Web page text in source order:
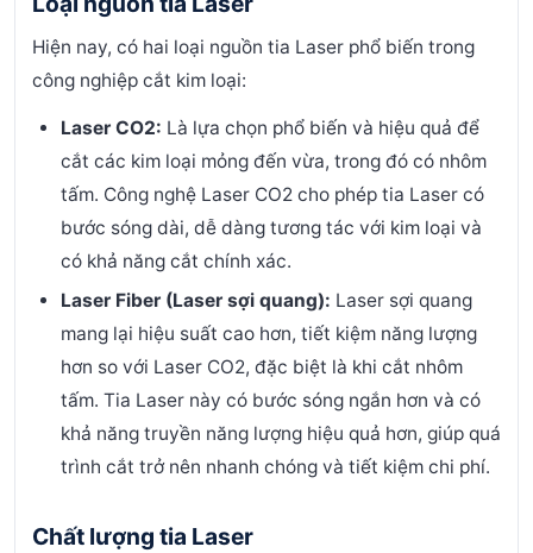
Hiện nay, có hai loại nguồn tia Laser phổ biến trong
công nghiệp cắt kim loại:
Laser CO2: Là lựa chọn phổ biến và hiệu quả để
cắt các kim loại mỏng đến vừa, trong đó có nhôm
tấm. Công nghệ Laser CO2 cho phép tia Laser có
bước sóng dài, dễ dàng tương tác với kim loại và
có khả năng cắt chính xác.
Laser Fiber (Laser sợi quang): Laser sợi quang
mang lại hiệu suất cao hơn, tiết kiệm năng lượng
hơn so với Laser CO2, đặc biệt là khi cắt nhôm
tấm. Tia Laser này có bước sóng ngắn hơn và có
khả năng truyền năng lượng hiệu quả hơn, giúp quá
trình cắt trở nên nhanh chóng và tiết kiệm chi phí.
Chất lượng tia Laser